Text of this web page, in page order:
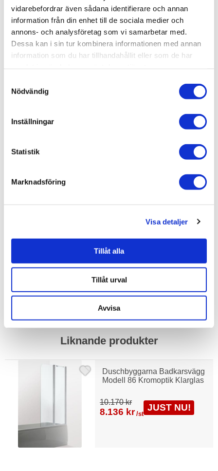
vidarebefordrar även sådana identifierare och annan
information från din enhet till de sociala medier och
annons- och analysföretag som vi samarbetar med.
Dessa kan i sin tur kombinera informationen med annan
information som du har tillhandahållit eller som de har
Nödvändig
Inställningar
Statistik
Marknadsföring
Visa detaljer
Tillåt alla
Tillåt urval
Avvisa
Varumärke Duschbyggarna
SKU / artikelnummer: B231-100DO-DB
Dokument
Duschbyggarna/SQARP/Storleksguide (sv) B231-100DO-
2.pdf
Duschbyggarna/SQARP/Monteringsanvisning (sv) B231-
Bad & kök / Badrum / Badkar /
Bad & kök
Liknande produkter
Duschbyggarna Badkarsvägg
Modell 86 Kromoptik Klarglas
10.170 kr
8.136 kr /st
JUST NU!